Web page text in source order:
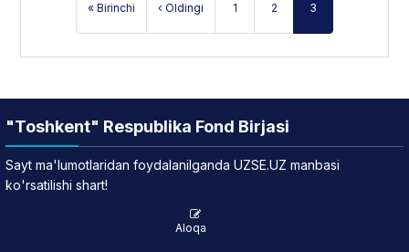
« Birinchi ‹ Oldingi 1 2 3
"Toshkent" Respublika Fond Birjasi
Sayt ma'lumotlaridan foydalanilganda UZSE.UZ manbasi
ko'rsatilishi shart!
Aloqa